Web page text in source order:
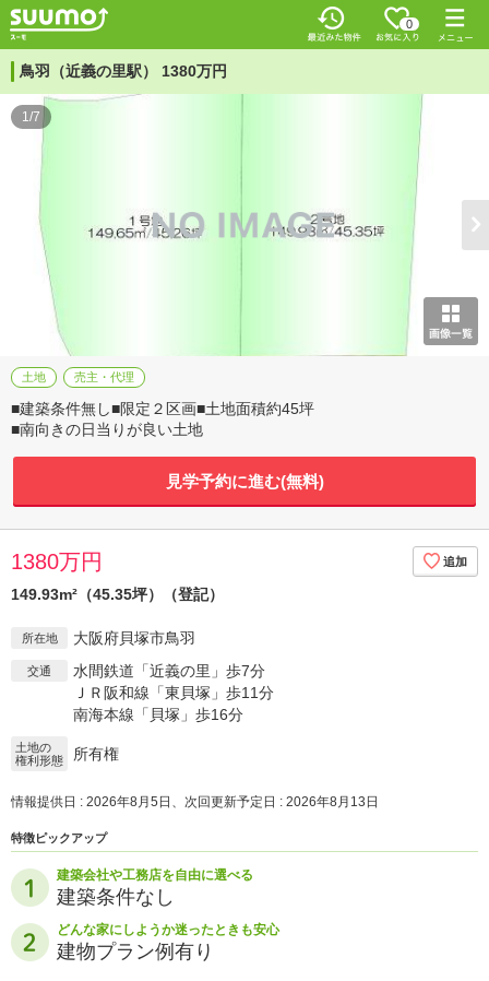
0
鳥羽（近義の里駅） 1380万円
1/7
土地 売主・代理
■建築条件無し■限定２区画■土地面積約45坪
■南向きの日当りが良い土地
見学予約に進む(無料)
1380万円
149.93m²（45.35坪）（登記）
所在地 大阪府貝塚市鳥羽
交通
水間鉄道「近義の里」歩7分
ＪＲ阪和線「東貝塚」歩11分
南海本線「貝塚」歩16分
土地の
権利形態
所有権
情報提供日 : 2026年8月5日、次回更新予定日 : 2026年8月13日
特徴ピックアップ
建築会社や工務店を自由に選べる
建築条件なし
どんな家にしようか迷ったときも安心
建物プラン例有り